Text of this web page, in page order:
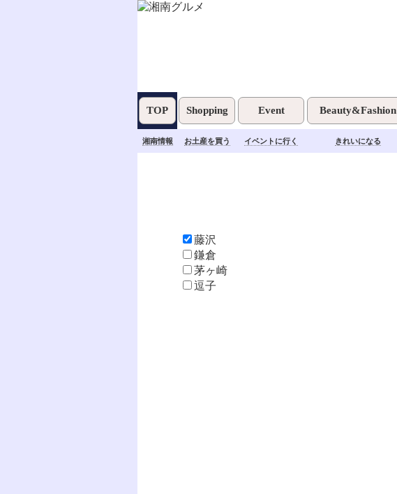
TOP Shopping Event Beauty&Fashion
湘南情報 お土産を買う イベントに行く きれいになる
藤沢
鎌倉
茅ヶ崎
逗子